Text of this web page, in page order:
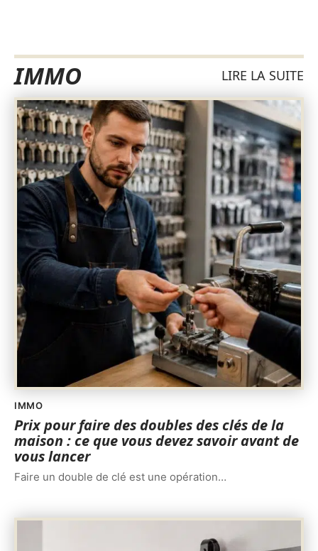
IMMO LIRE LA SUITE
IMMO
Prix pour faire des doubles des clés de la
maison : ce que vous devez savoir avant de
vous lancer
Faire un double de clé est une opération…